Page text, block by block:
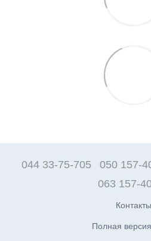
044 33-75-705 050 157-
063 157-
Контакты
Полная